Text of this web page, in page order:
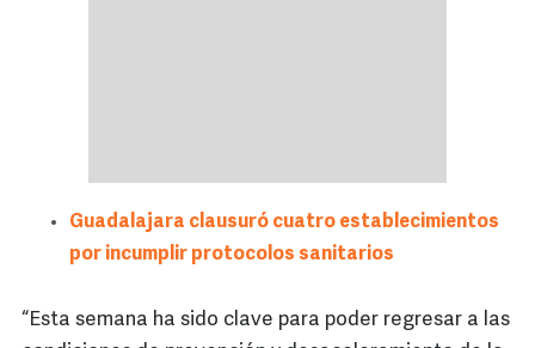
Guadalajara clausuró cuatro establecimientos
por incumplir protocolos sanitarios
“Esta semana ha sido clave para poder regresar a las